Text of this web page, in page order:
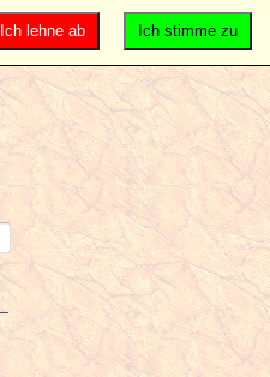
Ich stimme zu
Ich lehne ab